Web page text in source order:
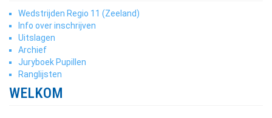
Wedstrijden Regio 11 (Zeeland)
Info over inschrijven
Uitslagen
Archief
Juryboek Pupillen
Ranglijsten
WELKOM